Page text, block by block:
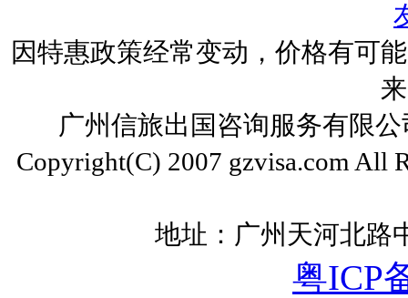
因特惠政策经常变动，价格有可
广州信旅出国咨询服务有限
Copyright(C) 2007 gzvisa.com All
地址：广州天河北路
粤ICP